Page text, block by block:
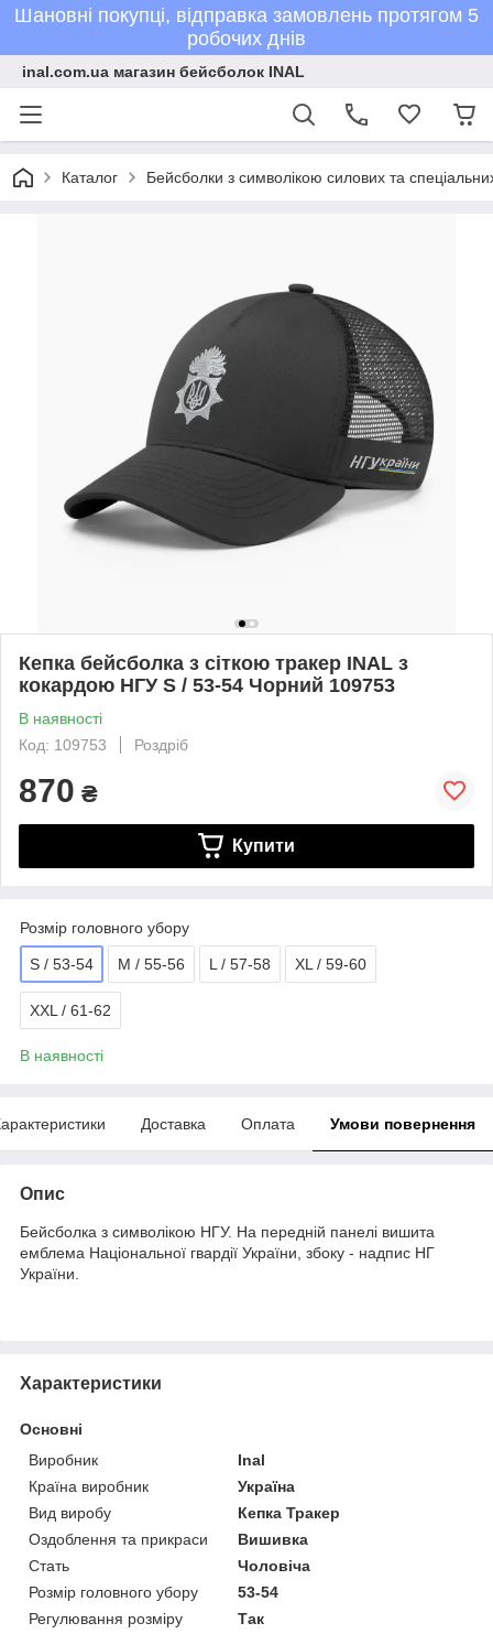
Шановні покупці, відправка замовлень протягом 5
робочих днів
inal.com.ua магазин бейсболок INAL
Каталог Бейсболки з символікою силових та
Кепка бейсболка з сіткою тракер INAL з
кокардою НГУ S / 53-54 Чорний 109753
В наявності
Код: 109753
Роздріб
870 ₴
Купити
Розмір головного убору
S / 53-54 M / 55-56 L / 57-58 XL / 59-60
XXL / 61-62
В наявності
Доставка Оплата Умови повернення
Опис
Бейсболка з символікою НГУ. На передній панелі вишита
емблема Національної гвардії України, збоку - надпис НГ
України.
Характеристики
Основні
Виробник
Inal
Країна виробник
Україна
Вид виробу
Кепка Тракер
Оздоблення та прикраси
Вишивка
Стать
Чоловіча
Розмір головного убору
53-54
Регулювання розміру
Так